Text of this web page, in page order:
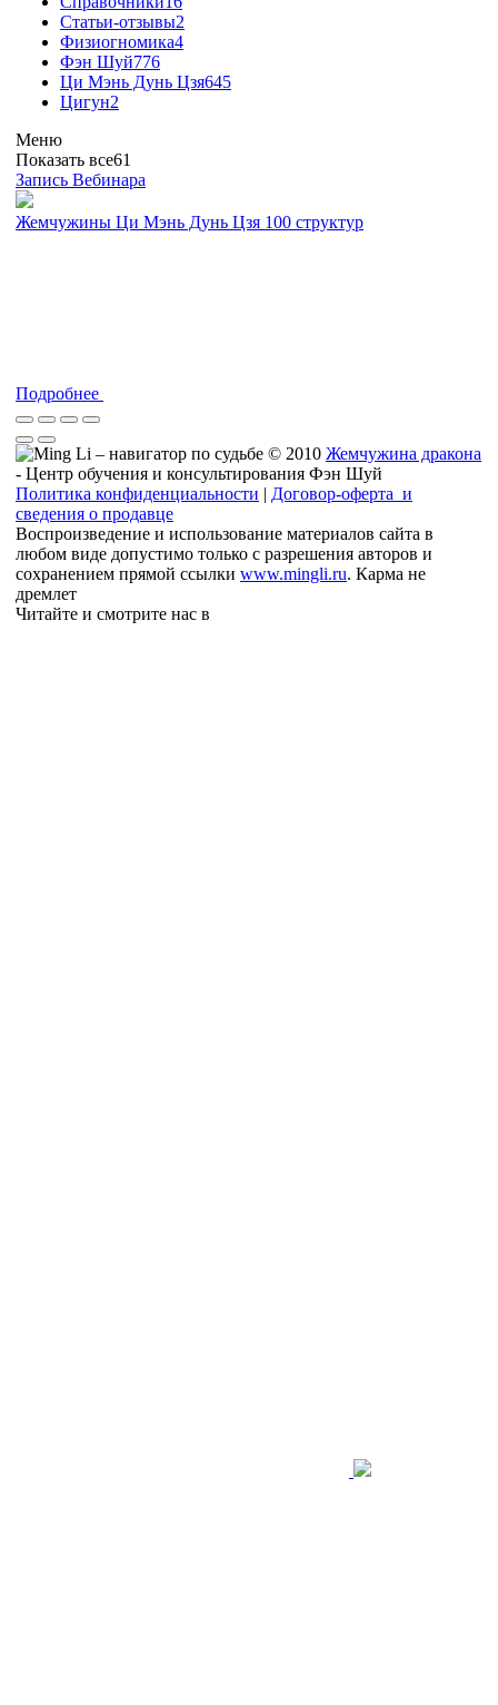
Статьи-отзывы2
Физиогномика4
Фэн Шуй776
Ци Мэнь Дунь Цзя645
Цигун2
Меню
Показать все61
Запись Вебинара
Жемчужины Ци Мэнь Дунь Цзя 100 структур
Подробнее
© 2010 Жемчужина дракона
- Центр обучения и консультирования Фэн Шуй
Политика конфиденциальности | Договор-оферта и
сведения о продавце
Воспроизведение и использование материалов сайта в
любом виде допустимо только с разрешения авторов и
сохранением прямой ссылки www.mingli.ru. Карма не
дремлет
Читайте и смотрите нас в